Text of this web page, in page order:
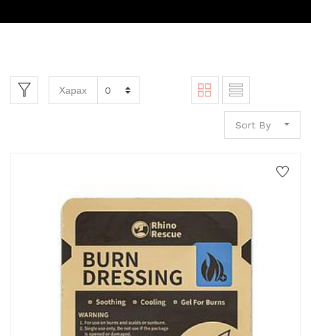
Харах
Sort By